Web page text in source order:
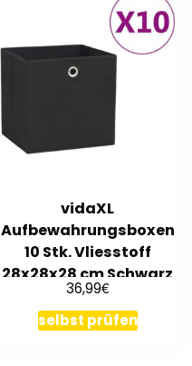
vidaXL
Aufbewahrungsboxen
10 Stk. Vliesstoff
28x28x28 cm Schwarz
36,99€
selbst prüfen